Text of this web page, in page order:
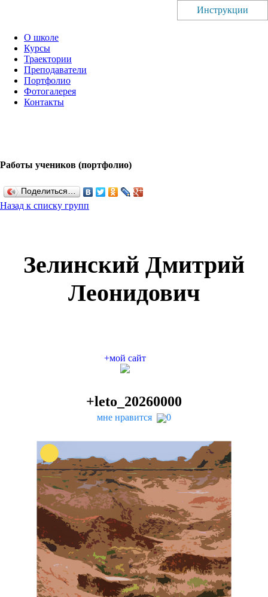
О школе
Курсы
Траектории
Преподаватели
Портфолио
Фотогалерея
Контакты
Работы учеников (портфолио)
Поделиться…
Назад к списку групп
Инструкции
Зелинский Дмитрий
Леонидович
+мой сайт
+leto_ 20260000
мне нравится 0